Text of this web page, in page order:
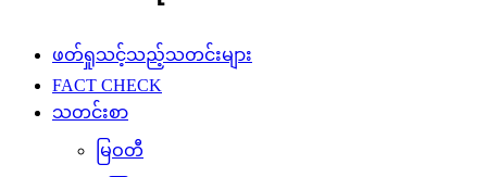
ဖတ်ရှုသင့်သည့်သတင်းများ
FACT CHECK
သတင်းစာ
မြဝတီ